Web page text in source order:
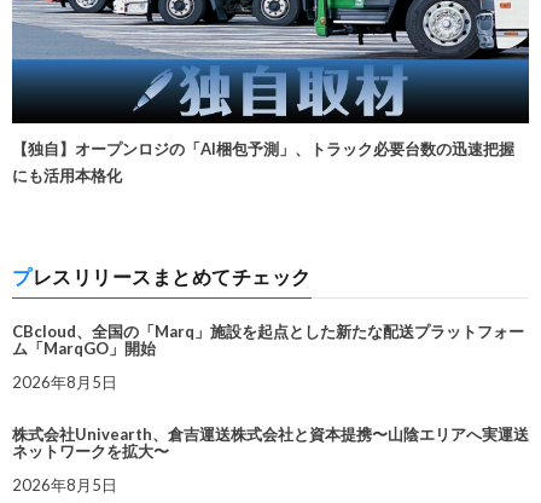
【独自】オープンロジの「AI梱包予測」、トラック必要台数の迅速把握
にも活用本格化
プレスリリースまとめてチェック
CBcloud、全国の「Marq」施設を起点とした新たな配送プラットフォー
ム「MarqGO」開始
2026年8月5日
株式会社Univearth、倉吉運送株式会社と資本提携〜山陰エリアへ実運送
ネットワークを拡大〜
2026年8月5日